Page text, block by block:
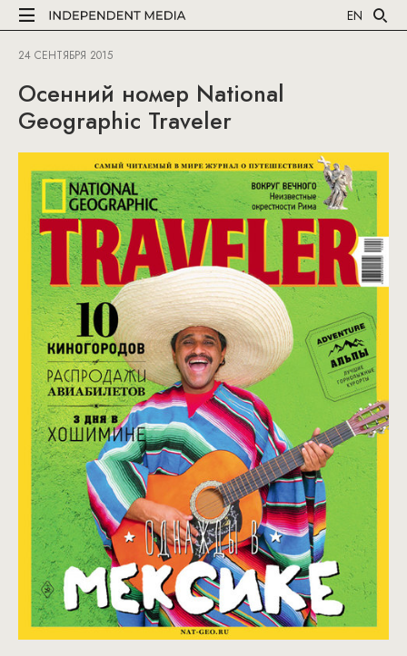
EN
24 СЕНТЯБРЯ 2015
Осенний номер National
Geographic Traveler